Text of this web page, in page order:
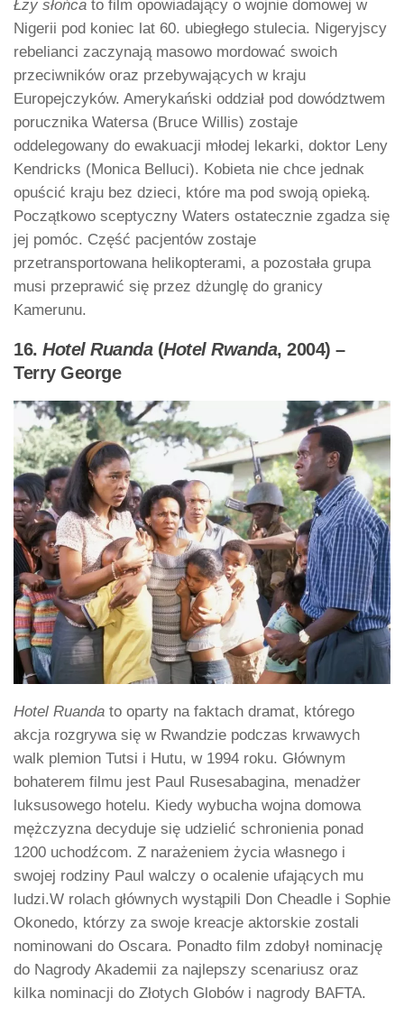
Łzy słońca to film opowiadający o wojnie domowej w
Nigerii pod koniec lat 60. ubiegłego stulecia. Nigeryjscy
rebelianci zaczynają masowo mordować swoich
przeciwników oraz przebywających w kraju
Europejczyków. Amerykański oddział pod dowództwem
porucznika Watersa (Bruce Willis) zostaje
oddelegowany do ewakuacji młodej lekarki, doktor Leny
Kendricks (Monica Belluci). Kobieta nie chce jednak
opuścić kraju bez dzieci, które ma pod swoją opieką.
Początkowo sceptyczny Waters ostatecznie zgadza się
jej pomóc. Część pacjentów zostaje
przetransportowana helikopterami, a pozostała grupa
musi przeprawić się przez dżunglę do granicy
Kamerunu.
16. Hotel Ruanda(Hotel Rwanda, 2004) –
Terry George
Hotel Ruanda to oparty na faktach dramat, którego
akcja rozgrywa się w Rwandzie podczas krwawych
walk plemion Tutsi i Hutu, w 1994 roku. Głównym
bohaterem filmu jest Paul Rusesabagina, menadżer
luksusowego hotelu. Kiedy wybucha wojna domowa
mężczyzna decyduje się udzielić schronienia ponad
1200 uchodźcom. Z narażeniem życia własnego i
swojej rodziny Paul walczy o ocalenie ufających mu
ludzi.W rolach głównych wystąpili Don Cheadle i Sophie
Okonedo, którzy za swoje kreacje aktorskie zostali
nominowani do Oscara. Ponadto film zdobył nominację
do Nagrody Akademii za najlepszy scenariusz oraz
kilka nominacji do Złotych Globów i nagrody BAFTA.